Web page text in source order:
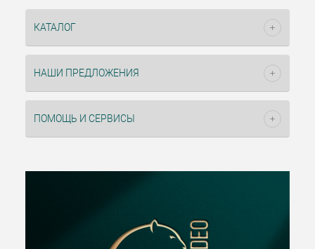
КАТАЛОГ
НАШИ ПРЕДЛОЖЕНИЯ
ПОМОЩЬ И СЕРВИСЫ